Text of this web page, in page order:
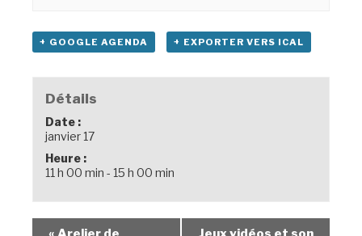
+ GOOGLE AGENDA + EXPORTER VERS ICAL
Détails
Date :
janvier 17
Heure :
11 h 00 min - 15 h 00 min